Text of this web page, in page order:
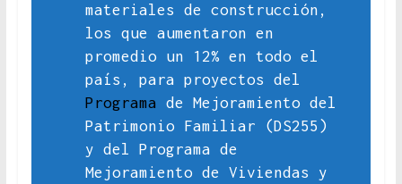
materiales de construcción,
los que aumentaron en
promedio un 12% en todo el
país, para proyectos del
Programa de Mejoramiento del
Patrimonio Familiar (DS255)
y del Programa de
Mejoramiento de Viviendas y